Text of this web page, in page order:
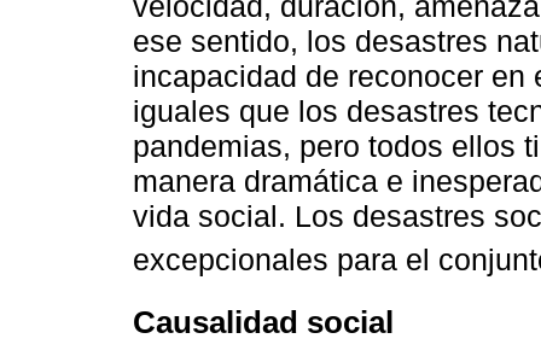
ese sentido, los desastres
incapacidad de reconocer
iguales que los desastres
pandemias, pero todos ellos
manera dramática e
vida social. Los desastres
excepcionales para el
Causalidad social